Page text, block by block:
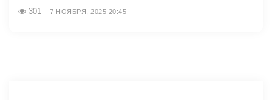
301 7 НОЯБРЯ, 2025 20:45